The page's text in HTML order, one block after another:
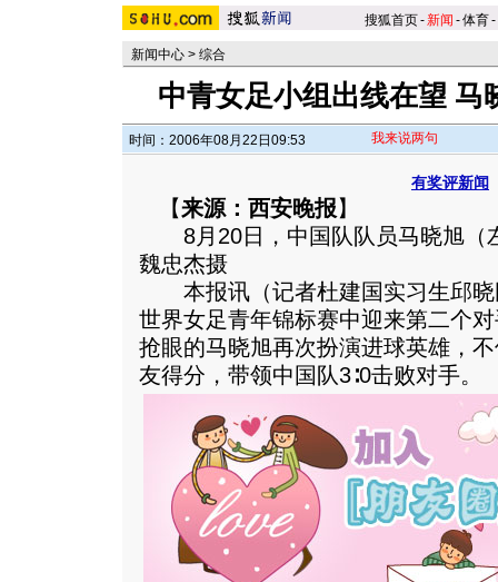
搜狐首页-新闻 -体育-
新闻中心 > 综合
中青女足小组出线在望 马
时间：2006年08月22日09:53 我来说两句
有奖评新闻
【来源：西安晚报】
8月20日，中国队队员马晓旭（
魏忠杰摄
本报讯（记者杜建国实习生邱晓
世界女足青年锦标赛中迎来第二个
抢眼的马晓旭再次扮演进球英雄，
友得分，带领中国队3∶0击败对手。